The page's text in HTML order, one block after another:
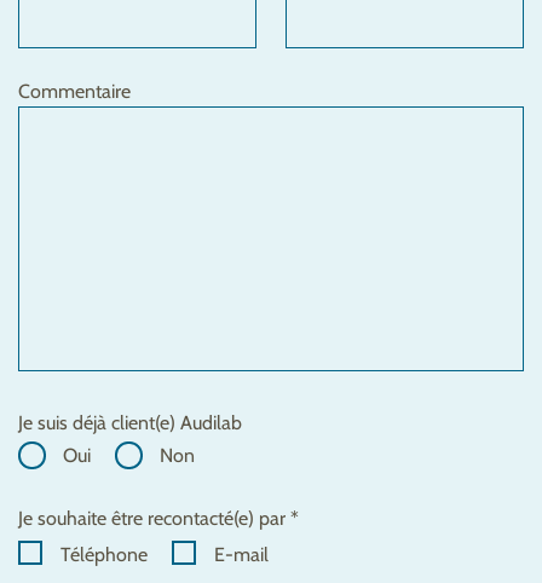
Commentaire
Je suis déjà client(e) Audilab
Oui
Non
Je souhaite être recontacté(e) par *
Téléphone
E-mail